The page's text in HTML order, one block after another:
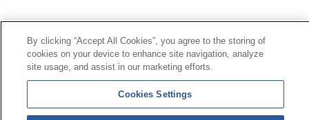
Contacto|Perfil del contratante|Reclamaciones
Línea Universal 900 203 203|Zona Privada Comisión de
Prestaciones Especiales|Zona Privada Proveedor
© Mutua Universal 2026 | Mapa del sitio | Aviso legal
By clicking “Accept All Cookies”, you agree to the storing of
cookies on your device to enhance site navigation, analyze
site usage, and assist in our marketing efforts.
Cookies Settings